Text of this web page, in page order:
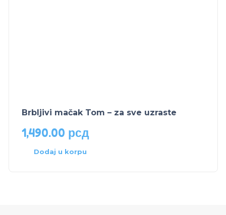
Brbljivi mačak Tom – za sve uzraste
1,490.00 рсд
Dodaj u korpu